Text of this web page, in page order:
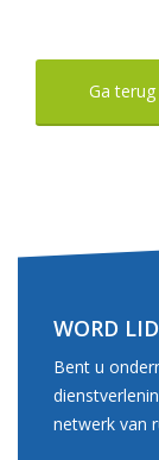
Ga
WORD
Bent u
netwerk van